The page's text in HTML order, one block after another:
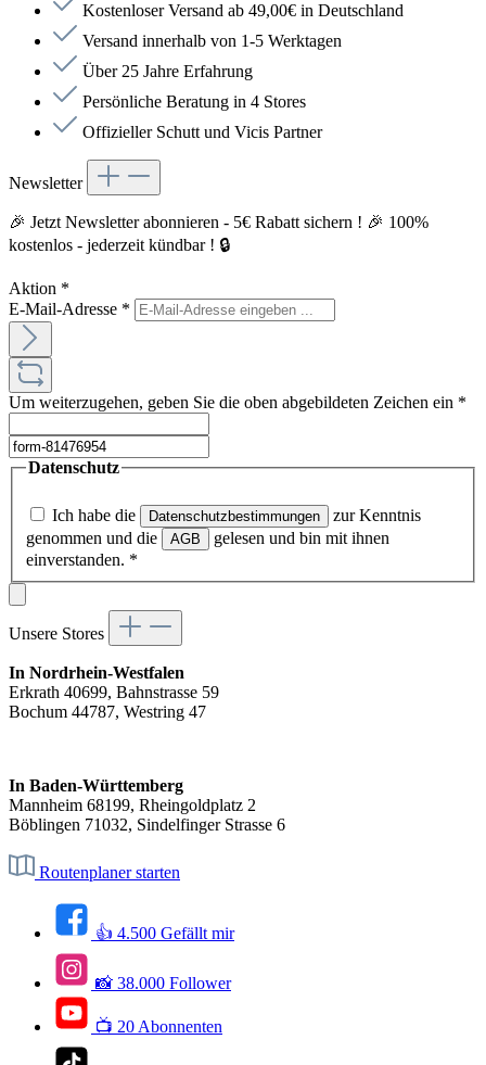
Kostenloser Versand ab 49,00€ in Deutschland
Versand innerhalb von 1-5 Werktagen
Über 25 Jahre Erfahrung
Persönliche Beratung in 4 Stores
Offizieller Schutt und Vicis Partner
Newsletter
🎉 Jetzt Newsletter abonnieren - 5€ Rabatt sichern ! 🎉 100%
kostenlos - jederzeit kündbar ! 🔒
Aktion *
E-Mail-Adresse *
Um weiterzugehen, geben Sie die oben abgebildeten Zeichen ein *
Datenschutz
Ich habe die Datenschutzbestimmungen
zur Kenntnis
genommen und die
AGB
gelesen und bin mit ihnen
einverstanden. *
Unsere Stores
In Nordrhein-Westfalen
Erkrath 40699, Bahnstrasse 59
Bochum 44787, Westring 47
In Baden-Württemberg
Mannheim 68199, Rheingoldplatz 2
Böblingen 71032, Sindelfinger Strasse 6
Routenplaner starten
👍 4.500 Gefällt mir
📸 38.000 Follower
📺 20 Abonnenten